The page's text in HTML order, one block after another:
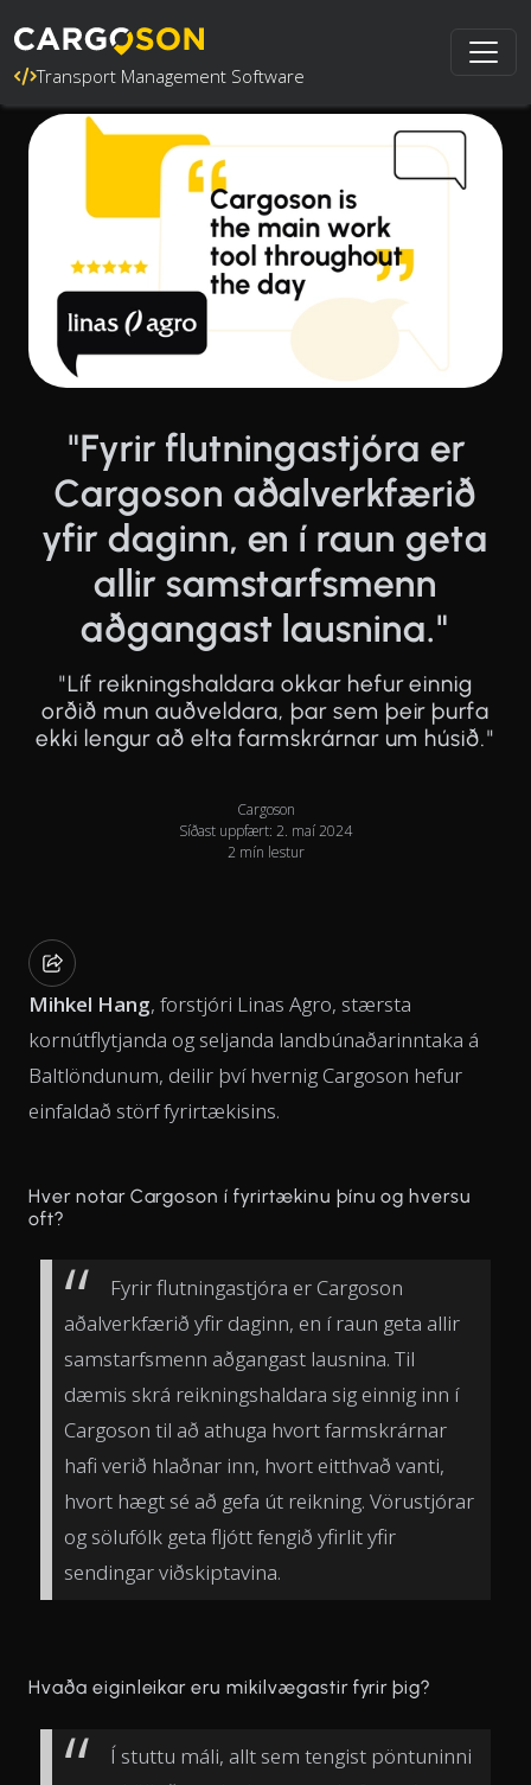
Transport Management Software
"Fyrir flutningastjóra er
Cargoson aðalverkfærið
yfir daginn, en í raun geta
allir samstarfsmenn
aðgangast lausnina."
"Líf reikningshaldara okkar hefur einnig
orðið mun auðveldara, þar sem þeir þurfa
ekki lengur að elta farmskrárnar um húsið."
Cargoson
Síðast uppfært: 2. maí 2024
2 mín lestur
Mihkel Hang, forstjóri Linas Agro, stærsta
kornútflytjanda og seljanda landbúnaðarinntaka á
Baltlöndunum, deilir því hvernig Cargoson hefur
einfaldað störf fyrirtækisins.
Hver notar Cargoson í fyrirtækinu þínu og hversu
oft?
Fyrir flutningastjóra er Cargoson
aðalverkfærið yfir daginn, en í raun geta allir
samstarfsmenn aðgangast lausnina. Til
dæmis skrá reikningshaldara sig einnig inn í
Cargoson til að athuga hvort farmskrárnar
hafi verið hlaðnar inn, hvort eitthvað vanti,
hvort hægt sé að gefa út reikning. Vörustjórar
og sölufólk geta fljótt fengið yfirlit yfir
sendingar viðskiptavina.
Hvaða eiginleikar eru mikilvægastir fyrir þig?
Í stuttu máli, allt sem tengist pöntuninni